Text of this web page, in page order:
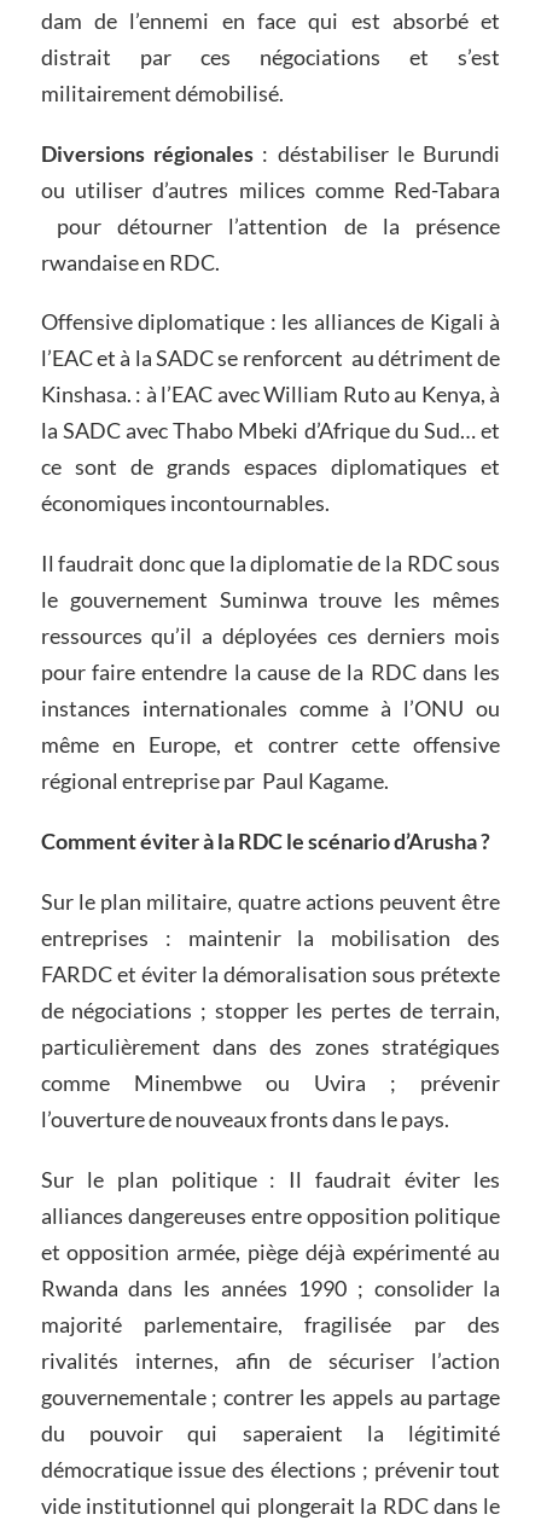
dam de l’ennemi en face qui est absorbé et
distrait par ces négociations et s’est
militairement démobilisé.
Diversions régionales : déstabiliser le Burundi
ou utiliser d’autres milices comme Red-Tabara
pour détourner l’attention de la présence
rwandaise en RDC.
Offensive diplomatique : les alliances de Kigali à
l’EAC et à la SADC se renforcent au détriment de
Kinshasa. : à l’EAC avec William Ruto au Kenya, à
la SADC avec Thabo Mbeki d’Afrique du Sud… et
ce sont de grands espaces diplomatiques et
économiques incontournables.
Il faudrait donc que la diplomatie de la RDC sous
le gouvernement Suminwa trouve les mêmes
ressources qu’il a déployées ces derniers mois
pour faire entendre la cause de la RDC dans les
instances internationales comme à l’ONU ou
même en Europe, et contrer cette offensive
régional entreprise par Paul Kagame.
Comment éviter à la RDC le scénario d’Arusha ?
Sur le plan militaire, quatre actions peuvent être
entreprises : maintenir la mobilisation des
FARDC et éviter la démoralisation sous prétexte
de négociations ; stopper les pertes de terrain,
particulièrement dans des zones stratégiques
comme Minembwe ou Uvira ; prévenir
l’ouverture de nouveaux fronts dans le pays.
Sur le plan politique : Il faudrait éviter les
alliances dangereuses entre opposition politique
et opposition armée, piège déjà expérimenté au
Rwanda dans les années 1990 ; consolider la
majorité parlementaire, fragilisée par des
rivalités internes, afin de sécuriser l’action
gouvernementale ; contrer les appels au partage
du pouvoir qui saperaient la légitimité
démocratique issue des élections ; prévenir tout
vide institutionnel qui plongerait la RDC dans le